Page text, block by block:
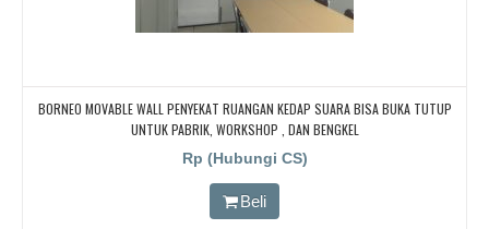
BORNEO MOVABLE WALL PENYEKAT RUANGAN KEDAP SUARA BISA BUKA TUTUP
UNTUK PABRIK, WORKSHOP , DAN BENGKEL
Rp (Hubungi CS)
Beli